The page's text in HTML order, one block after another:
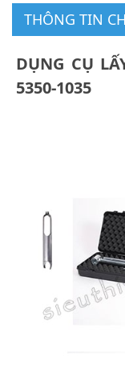
THÔNG TIN
DỤNG CỤ
5350-1035